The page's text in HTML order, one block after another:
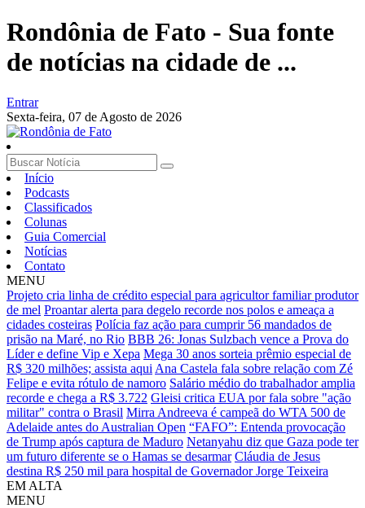
Rondônia de Fato - Sua fonte
de notícias na cidade de ...
Entrar
Sexta-feira, 07 de Agosto de 2026
Início
Podcasts
Classificados
Colunas
Guia Comercial
Notícias
Contato
MENU
Projeto cria linha de crédito especial para agricultor familiar produtor
de mel Proantar alerta para degelo recorde nos polos e ameaça a
cidades costeiras Polícia faz ação para cumprir 56 mandados de
prisão na Maré, no Rio BBB 26: Jonas Sulzbach vence a Prova do
Líder e define Vip e Xepa Mega 30 anos sorteia prêmio especial de
R$ 320 milhões; assista aqui Ana Castela fala sobre relação com Zé
Felipe e evita rótulo de namoro Salário médio do trabalhador amplia
recorde e chega a R$ 3.722 Gleisi critica EUA por fala sobre "ação
militar" contra o Brasil Mirra Andreeva é campeã do WTA 500 de
Adelaide antes do Australian Open “FAFO”: Entenda provocação
de Trump após captura de Maduro Netanyahu diz que Gaza pode ter
um futuro diferente se o Hamas se desarmar Cláudia de Jesus
destina R$ 250 mil para hospital de Governador Jorge Teixeira
EM ALTA
MENU